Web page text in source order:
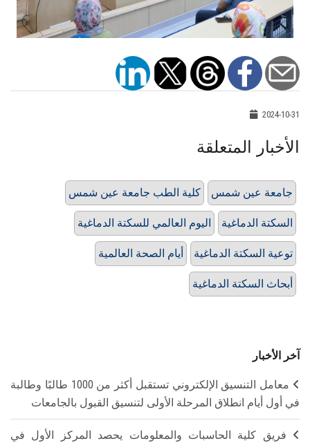
2024-10-31
الأخبار المتعلقة
كلية الطب جامعة عين شمس جامعة عين شمس
اليوم العالمي للسكتة الدماغية السكتة الدماغية
أيام الصحة العالمية توعية السكتة الدماغية
أبحاث السكتة الدماغية
آخر الأخبار
معامل التنسيق الإلكتروني تستقبل أكثر من 1000 طالبًا وطالبة
في أول أيام انطلاق المرحلة الأولى لتنسيق القبول بالجامعات
فريق كلية الحاسبات والمعلومات يحصد المركز الأول في